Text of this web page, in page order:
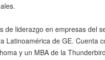
de liderazgo en empresas del
Latinoamérica de GE.
y un MBA de la